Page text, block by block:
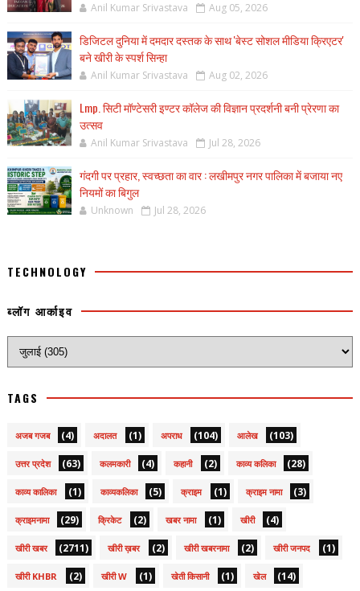
Anil Kumar Srivastava Aug 05, 2026
डिजिटल दुनिया में दमदार दस्तक के साथ 'बेस्ट सोशल मीडिया क्रिएटर'
बने खीरी के स्पर्श सिन्हा
Anil Kumar Srivastava Aug 02, 2026
Lmp. सिटी मॉण्टेसरी इण्टर कॉलेज की विज्ञान प्रदर्शनी बनी प्रेरणा का
उत्सव
Anil Kumar Srivastava Jul 28, 2026
गंदगी पर प्रहार, स्वच्छता का वार : लखीमपुर नगर पालिका में बजाया नए
नियमों का बिगुल
Unknown Jul 28, 2026
TECHNOLOGY
ब्लॉग आर्काइव
TAGS
अजब गजब (4) अदालत (1) अपराध (104) आलेख (103)
उत्तर प्रदेश (63) कलमकारी (4) कहानी (2) काव्य कलिका (28)
काव्य कालिका (1) काव्यकलिका (5) क्राइम (1) क्राइम नामा (3)
क्राइमनामा (29) क्रिकेट (2) खबर नामा (1) खीरी (4)
खीरी खबर (2711) खीरी ख़बर (2) खीरी खबरनामा (2) खीरी जनपद (1)
खीरी KHBR (2) खीरी W (1) खेती किसानी (1) खेल (14)